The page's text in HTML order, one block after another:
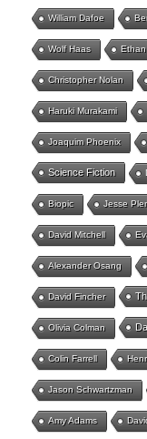
William Dafoe
Wolf Haas
Christopher Nolan
Haruki Murakami
Joaquim Phoenix
Science Fiction
Biopic Jesse
David Mitchell
Alexander Osang
David Fincher
Olivia Colman
Colin Farrell
Jason Schwartzman
Amy Adams